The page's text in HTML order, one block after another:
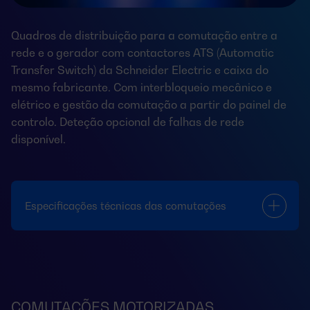
Quadros de distribuição para a comutação entre a
rede e o gerador com contactores ATS (Automatic
Transfer Switch) da Schneider Electric e caixa do
mesmo fabricante. Com interbloqueio mecânico e
elétrico e gestão da comutação a partir do painel de
controlo. Deteção opcional de falhas de rede
disponível.
Especificações técnicas das comutações